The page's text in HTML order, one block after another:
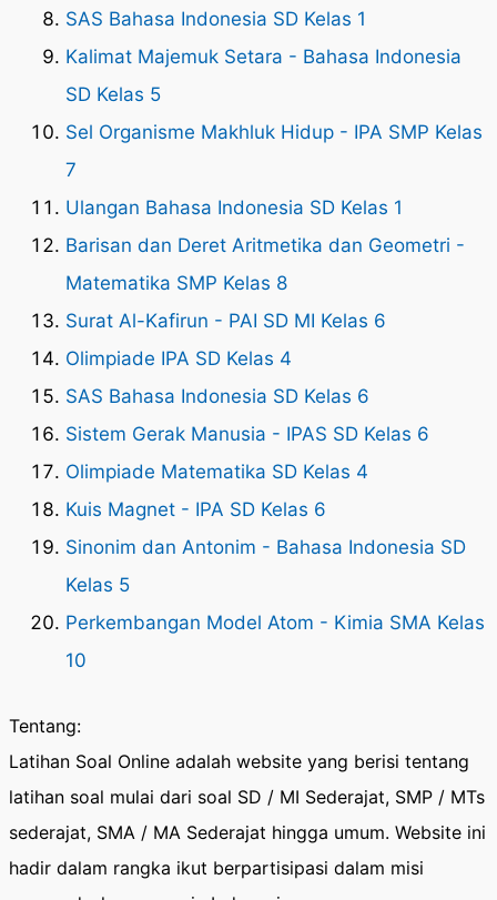
SAS Bahasa Indonesia SD Kelas 1
Kalimat Majemuk Setara - Bahasa Indonesia
SD Kelas 5
Sel Organisme Makhluk Hidup - IPA SMP Kelas
7
Ulangan Bahasa Indonesia SD Kelas 1
Barisan dan Deret Aritmetika dan Geometri -
Matematika SMP Kelas 8
Surat Al-Kafirun - PAI SD MI Kelas 6
Olimpiade IPA SD Kelas 4
SAS Bahasa Indonesia SD Kelas 6
Sistem Gerak Manusia - IPAS SD Kelas 6
Olimpiade Matematika SD Kelas 4
Kuis Magnet - IPA SD Kelas 6
Sinonim dan Antonim - Bahasa Indonesia SD
Kelas 5
Perkembangan Model Atom - Kimia SMA Kelas
10
Tentang:
Latihan Soal Online adalah website yang berisi tentang
latihan soal mulai dari soal SD / MI Sederajat, SMP / MTs
sederajat, SMA / MA Sederajat hingga umum. Website ini
hadir dalam rangka ikut berpartisipasi dalam misi